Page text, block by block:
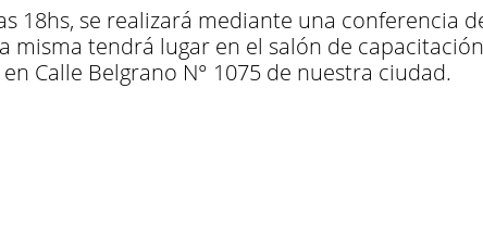
18hs, se realizará mediante una conferencia
misma tendrá lugar en el salón de
Calle Belgrano N° 1075 de nuestra ciudad.